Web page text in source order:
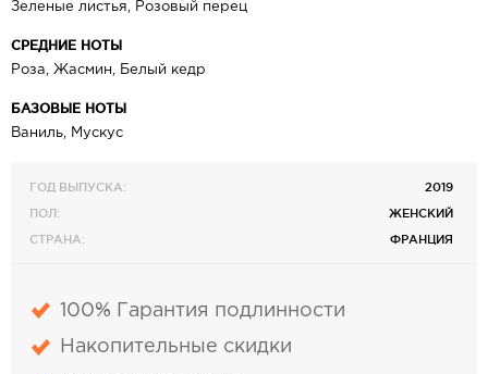
Зеленые листья, Розовый перец
СРЕДНИЕ НОТЫ
Роза, Жасмин, Белый кедр
БАЗОВЫЕ НОТЫ
Ваниль, Мускус
ГОД ВЫПУСКА:
2019
ПОЛ:
ЖЕНСКИЙ
СТРАНА:
ФРАНЦИЯ
100% Гарантия подлинности
Накопительные скидки